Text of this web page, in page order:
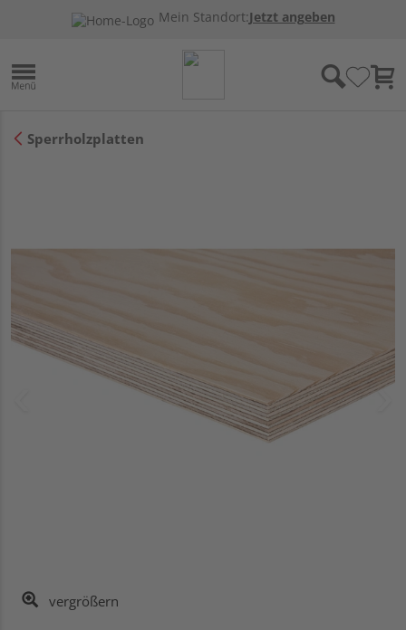
Mein Standort:Jetzt angeben
Sperrholzplatten
vergrößern